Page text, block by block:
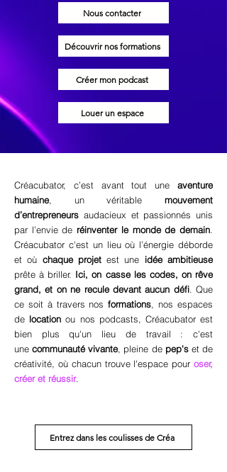
Nous contacter
Découvrir nos formations
Créer mon podcast
Louer un espace
Créacubator, c’est avant tout une aventure
humaine, un véritable mouvement
d’entrepreneurs audacieux et passionnés unis
par l’envie de réinventer le monde de demain.
Créacubator c'est un lieu où l’énergie déborde
et où chaque projetest une idée ambitieuse
prête à briller. Ici, on casse les codes, on rêve
grand, et on ne recule devant aucun défi. Que
ce soit à travers nosformations, nos espaces
de location ou nos podcasts, Créacubator est
bien plus qu'un lieu de travail : c'est
unecommunauté vivante, pleine de pep'set de
créativité, où chacun trouve l'espace pour oser,
créer et réussir.
Entrez dans les coulisses de Créa